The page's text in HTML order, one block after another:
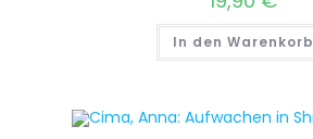
In den Warenkorb